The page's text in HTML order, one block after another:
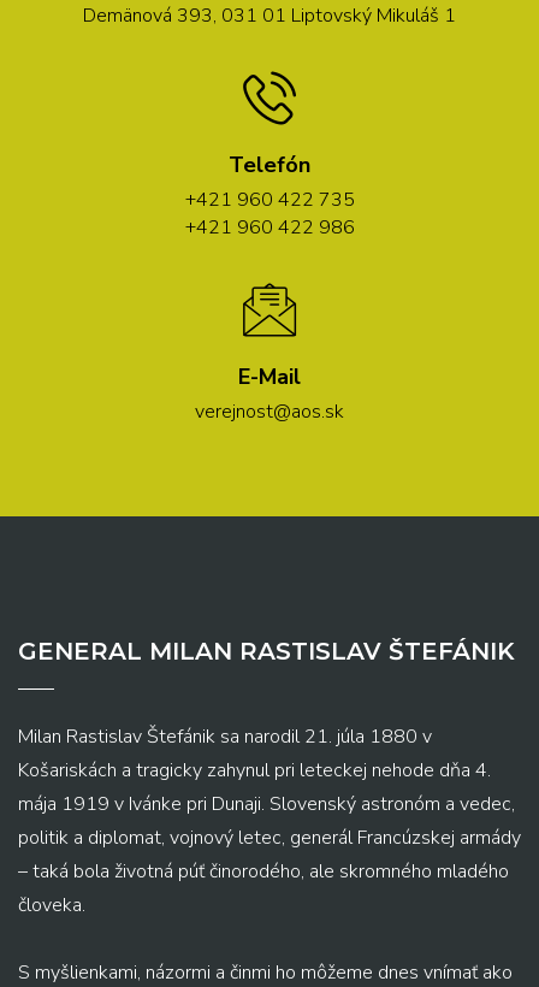
Demänová 393, 031 01 Liptovský Mikuláš 1
Telefón
+421 960 422 735
+421 960 422 986
E-Mail
verejnost@aos.sk
GENERAL MILAN RASTISLAV ŠTEFÁNIK
Milan Rastislav Štefánik sa narodil 21. júla 1880 v
Košariskách a tragicky zahynul pri leteckej nehode dňa 4.
mája 1919 v Ivánke pri Dunaji. Slovenský astronóm a vedec,
politik a diplomat, vojnový letec, generál Francúzskej armády
– taká bola životná púť činorodého, ale skromného mladého
človeka.
S myšlienkami, názormi a činmi ho môžeme dnes vnímať ako